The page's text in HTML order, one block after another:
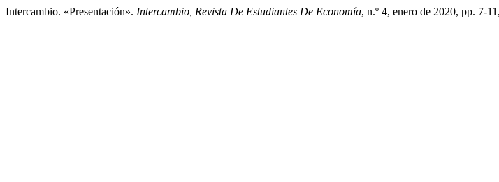
Intercambio. «Presentación». Intercambio, Revista De Estudiantes De Economía, n.º 4, enero de 2020, pp. 7-